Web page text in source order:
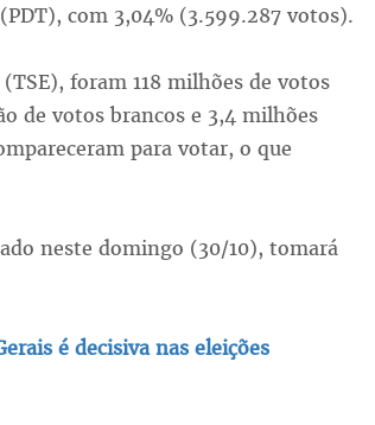
com 3,04% (3.599.287 votos).
foram 118 milhões de votos
de votos brancos e 3,4 milhões
para votar, o que
neste domingo (30/10), tomará
é decisiva nas eleições